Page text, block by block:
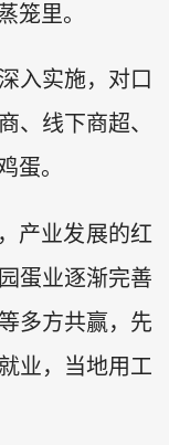
笼里。
入实施，对口
、线下商超、
蛋。
产业发展的红
蛋业逐渐完善
多方共赢，先
业，当地用工